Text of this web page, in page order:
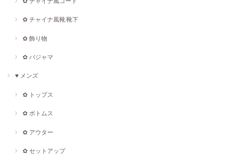
✿ チャイナ風靴·靴下
✿ 飾り物
✿ パジャマ
♥ メンズ
✿ トップス
✿ ボトムス
✿ アウター
✿ セットアップ